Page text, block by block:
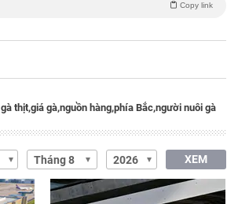
Copy link
thịt,giá gà,nguồn hàng,phía Bắc,người nuôi gà
XEM